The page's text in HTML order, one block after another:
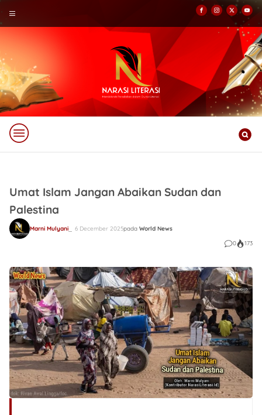
Umat Islam Jangan Abaikan Sudan dan
Palestina
Marni Mulyani 6 December 2025pada World News
0
173